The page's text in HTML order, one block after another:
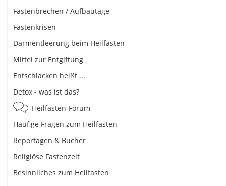
Fastenbrechen / Aufbautage
Fastenkrisen
Darmentleerung beim Heilfasten
Mittel zur Entgiftung
Entschlacken heißt ...
Detox - was ist das?
Heilfasten-Forum
Häufige Fragen zum Heilfasten
Reportagen & Bücher
Religiöse Fastenzeit
Besinnliches zum Heilfasten